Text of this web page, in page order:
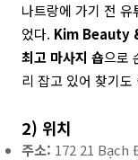
나트랑에 가기 전
었다. Kim Beauty
최고 마사지 숍으로
리 잡고 있어 찾기도
2) 위치
주소: 172 21 Bạch